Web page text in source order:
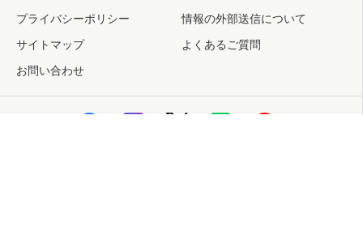
プライバシーポリシー
情報の外部送信について
サイトマップ
よくあるご質問
お問い合わせ